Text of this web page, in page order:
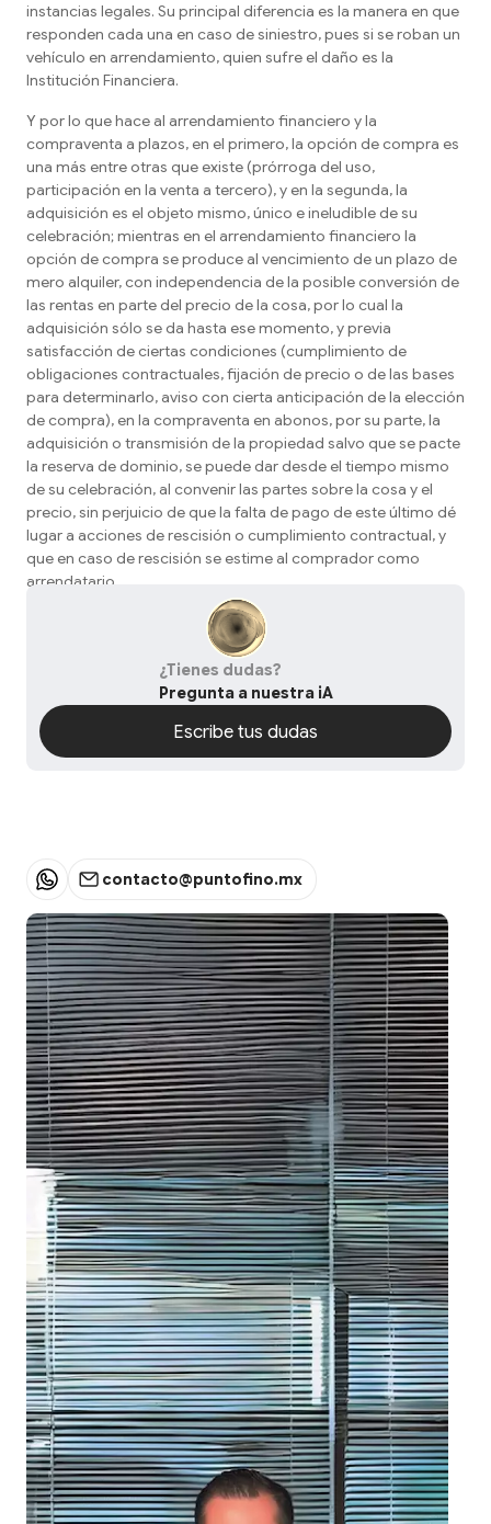
instancias legales. Su principal diferencia es la manera en que
responden cada una en caso de siniestro, pues si se roban un
vehículo en arrendamiento, quien sufre el daño es la
Institución Financiera.
Y por lo que hace al arrendamiento financiero y la
compraventa a plazos, en el primero, la opción de compra es
una más entre otras que existe (prórroga del uso,
participación en la venta a tercero), y en la segunda, la
adquisición es el objeto mismo, único e ineludible de su
celebración; mientras en el arrendamiento financiero la
opción de compra se produce al vencimiento de un plazo de
mero alquiler, con independencia de la posible conversión de
las rentas en parte del precio de la cosa, por lo cual la
adquisición sólo se da hasta ese momento, y previa
satisfacción de ciertas condiciones (cumplimiento de
obligaciones contractuales, fijación de precio o de las bases
para determinarlo, aviso con cierta anticipación de la elección
de compra), en la compraventa en abonos, por su parte, la
adquisición o transmisión de la propiedad salvo que se pacte
la reserva de dominio, se puede dar desde el tiempo mismo
de su celebración, al convenir las partes sobre la cosa y el
precio, sin perjuicio de que la falta de pago de este último dé
lugar a acciones de rescisión o cumplimiento contractual, y
que en caso de rescisión se estime al comprador como
arrendatario.
¿Tienes dudas?
Pregunta a nuestra iA
Escribe tus dudas
contacto@puntofino.mx